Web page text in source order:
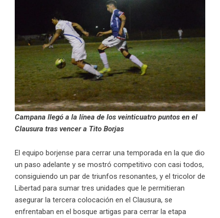
Campana llegó a la línea de los veinticuatro puntos en el
Clausura tras vencer a Tito Borjas
El equipo borjense para cerrar una temporada en la que dio
un paso adelante y se mostró competitivo con casi todos,
consiguiendo un par de triunfos resonantes, y el tricolor de
Libertad para sumar tres unidades que le permitieran
asegurar la tercera colocación en el Clausura, se
enfrentaban en el bosque artigas para cerrar la etapa